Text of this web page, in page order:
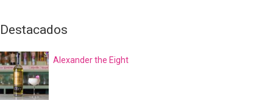
Destacados
Alexander the Eight